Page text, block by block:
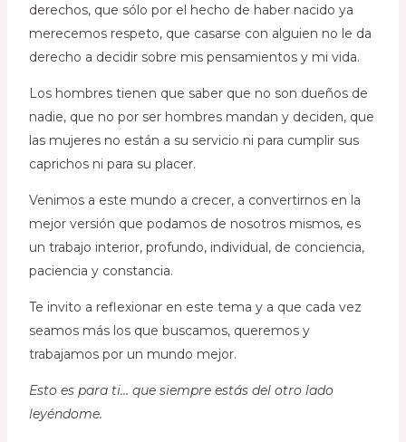
derechos, que sólo por el hecho de haber nacido ya
merecemos respeto, que casarse con alguien no le da
derecho a decidir sobre mis pensamientos y mi vida.
Los hombres tienen que saber que no son dueños de
nadie, que no por ser hombres mandan y deciden, que
las mujeres no están a su servicio ni para cumplir sus
caprichos ni para su placer.
Venimos a este mundo a crecer, a convertirnos en la
mejor versión que podamos de nosotros mismos, es
un trabajo interior, profundo, individual, de conciencia,
paciencia y constancia.
Te invito a reflexionar en este tema y a que cada vez
seamos más los que buscamos, queremos y
trabajamos por un mundo mejor.
Esto es para ti… que siempre estás del otro lado
leyéndome.